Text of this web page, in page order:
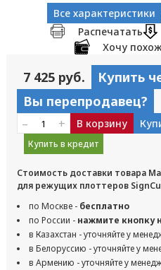
Все характеристики
Распечатать
Хочу
7 425 руб.
Купить
Вы перепродавец?
– + В корзину
Купить в кредит
Стоимость доставки товара
для режущих плоттеров
по Москве - бесплатно
по России - нажмите кнопку
в Казахстан - уточняйте у
в Белоруссию - уточняйте у
в Армению - уточняйте у